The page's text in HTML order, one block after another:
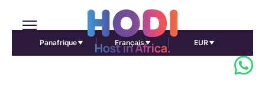
Panafrique Français EUR